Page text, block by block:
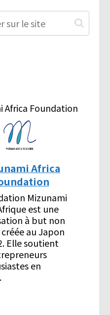
Africa Foundation
Africa
Mizunami
est une
à but non
au Japon
Elle soutient
en